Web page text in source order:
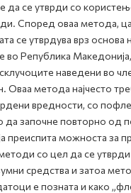
да се утврди со
Според оваа метода,
се утврдува врз
во Република
наведени во
Оваа метода најчесто
вредности, со
да започне повторно од
преиспита можноста за
со цел да се
средства и затоа
е позната и како